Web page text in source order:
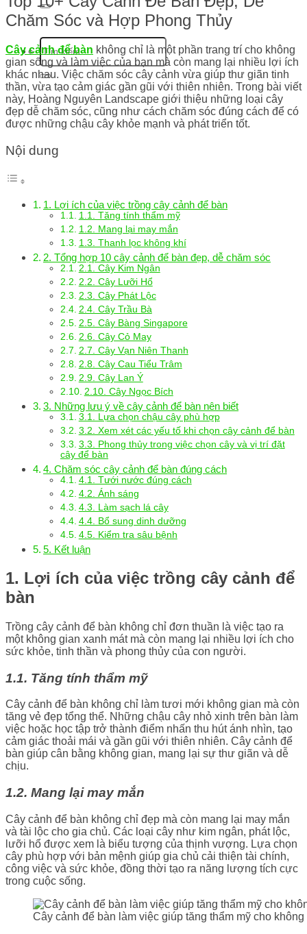
Chăm Sóc và Hợp Phong Thủy
Cây cảnh để bàn không chỉ là một phần trang trí cho không
gian sống và làm việc của bạn mà còn mang lại nhiều lợi ích
khác nhau. Việc chăm sóc cây cảnh vừa giúp thư giãn tinh
thần, vừa tạo cảm giác gần gũi với thiên nhiên. Trong bài viết
này, Hoàng Nguyên Landscape giới thiệu những loại cây
đẹp dễ chăm sóc, cũng như cách chăm sóc đúng cách để có
được những chậu cây khỏe mạnh và phát triển tốt.
Nội dung
1. Lợi ích của việc trồng cây cảnh để bàn
1.1. Tăng tính thẩm mỹ
1.2. Mang lại may mắn
1.3. Thanh lọc không khí
2. Tổng hợp 10 cây cảnh để bàn đẹp, dễ chăm sóc
2.1. Cây Kim Ngân
2.2. Cây Lưỡi Hổ
2.3. Cây Phát Lộc
2.4. Cây Trầu Bà
2.5. Cây Bàng Singapore
2.6. Cây Cỏ May
2.7. Cây Vạn Niên Thanh
2.8. Cây Cau Tiểu Trâm
2.9. Cây Lan Ý
2.10. Cây Ngọc Bích
3. Những lưu ý về cây cảnh để bàn nên biết
3.1. Lựa chọn chậu cây phù hợp
3.2. Xem xét các yếu tố khi chọn cây cảnh để bàn
3.3. Phong thủy trong việc chọn cây và vị trí đặt
cây để bàn
4. Chăm sóc cây cảnh để bàn đúng cách
4.1. Tưới nước đúng cách
4.2. Ánh sáng
4.3. Làm sạch lá cây
4.4. Bổ sung dinh dưỡng
4.5. Kiểm tra sâu bệnh
5. Kết luận
1. Lợi ích của việc trồng cây cảnh để
bàn
Trồng cây cảnh để bàn không chỉ đơn thuần là việc tạo ra
một không gian xanh mát mà còn mang lại nhiều lợi ích cho
sức khỏe, tinh thần và phong thủy của con người.
1.1. Tăng tính thẩm mỹ
Cây cảnh để bàn không chỉ làm tươi mới không gian mà còn
tăng vẻ đẹp tổng thể. Những chậu cây nhỏ xinh trên bàn làm
việc hoặc học tập trở thành điểm nhấn thu hút ánh nhìn, tạo
cảm giác thoải mái và gần gũi với thiên nhiên. Cây cảnh để
bàn giúp cân bằng không gian, mang lại sự thư giãn và dễ
chịu.
1.2. Mang lại may mắn
Cây cảnh để bàn không chỉ đẹp mà còn mang lại may mắn
và tài lộc cho gia chủ. Các loại cây như kim ngân, phát lộc,
lưỡi hổ được xem là biểu tượng của thịnh vượng. Lựa chọn
cây phù hợp với bản mệnh giúp gia chủ cải thiện tài chính,
công việc và sức khỏe, đồng thời tạo ra năng lượng tích cực
trong cuộc sống.
Cây cảnh để bàn làm việc giúp tăng thẩm mỹ cho